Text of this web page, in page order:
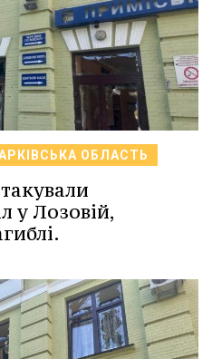
ОБЛАСТЬ
у Лозовій,